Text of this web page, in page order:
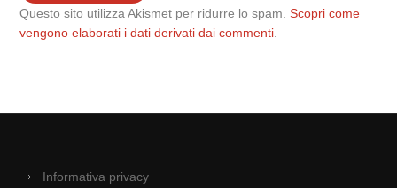
Questo sito utilizza Akismet per ridurre lo spam.Scopri come
vengono elaborati i dati derivati dai commenti
Informativa privacy